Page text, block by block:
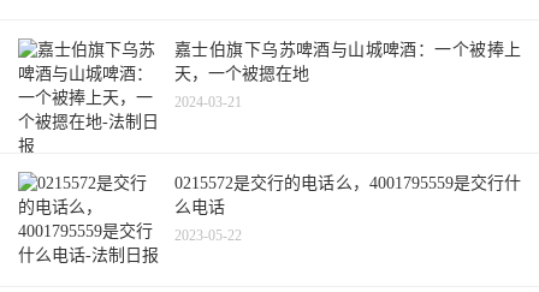
嘉士伯旗下乌苏啤酒与山城啤酒：一个被捧上
天，一个被摁在地
2024-03-21
0215572是交行的电话么，4001795559是交行什
么电话
2023-05-22